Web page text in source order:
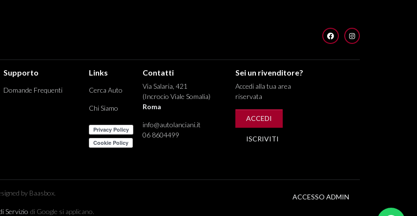
FACEBOOKINSTAGRAM
Supporto
Domande Frequenti
Links
Cerca Auto
Chi Siamo
Contatti
Via Salaria, 421
(Incrocio Viale Somalia)
Roma
info@autolanciani.it
06 8604499
Sei un rivenditore?
Accedi alla tua area
riservata
ACCEDI
ISCRIVITI
by Baasbox.
ACCESSO ADMIN
Servizio di Google si applicano.